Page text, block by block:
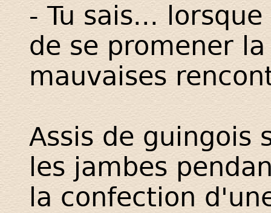
- Tu sais...
de se promener
mauvaises
Assis de guingois
les jambes
la confection